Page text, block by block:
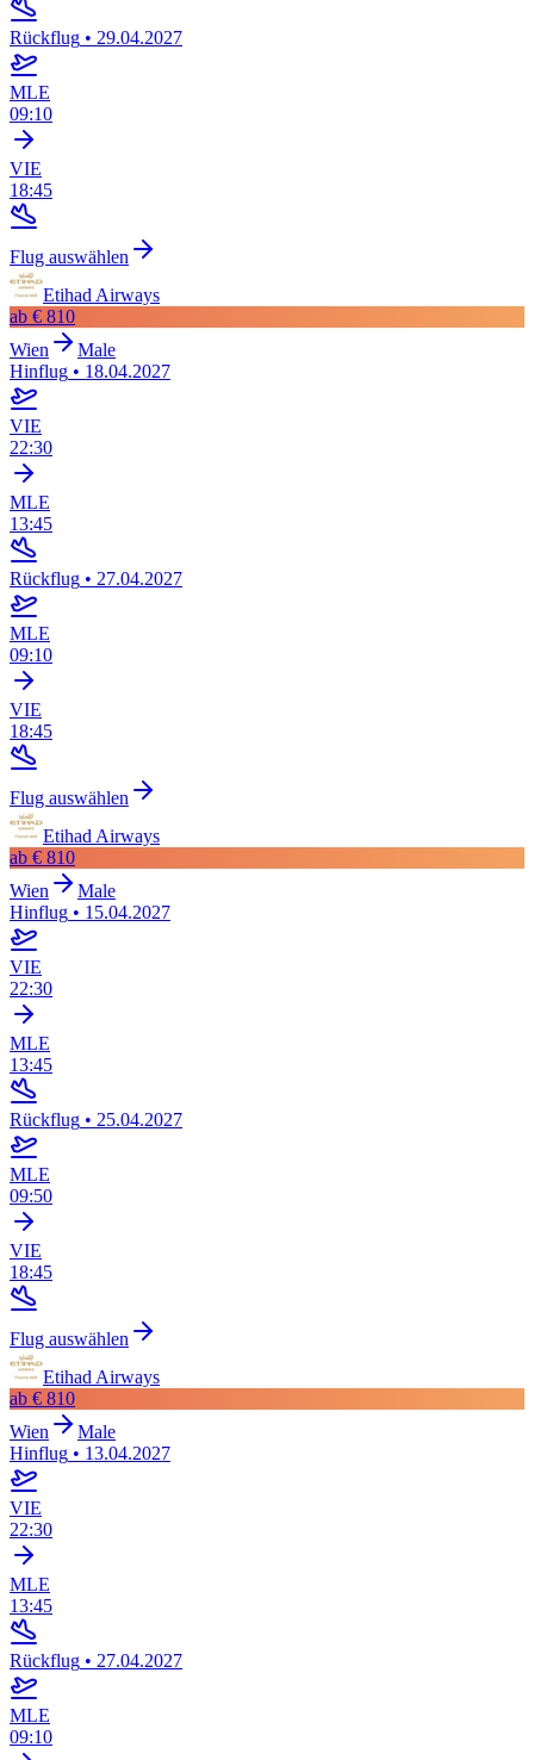
Rückflug • 29.04.2027
MLE
09:10
VIE
18:45
Flug auswählen
Etihad Airways
ab € 810
Wien
Male
Hinflug • 18.04.2027
VIE
22:30
MLE
13:45
Rückflug • 27.04.2027
MLE
09:10
VIE
18:45
Flug auswählen
Etihad Airways
ab € 810
Wien
Male
Hinflug • 15.04.2027
VIE
22:30
MLE
13:45
Rückflug • 25.04.2027
MLE
09:50
VIE
18:45
Flug auswählen
Etihad Airways
ab € 810
Wien
Male
Hinflug • 13.04.2027
VIE
22:30
MLE
13:45
Rückflug • 27.04.2027
MLE
09:10